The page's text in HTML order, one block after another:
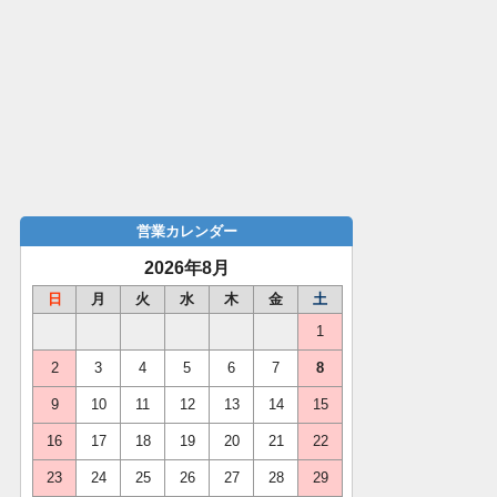
営業カレンダー
2026年8月
日 月 火 水 木 金
土
1
2 3 4 5 6 7 8
9 10 11 12 13 14 15
16 17 18 19 20 21 22
23 24 25 26 27 28 29